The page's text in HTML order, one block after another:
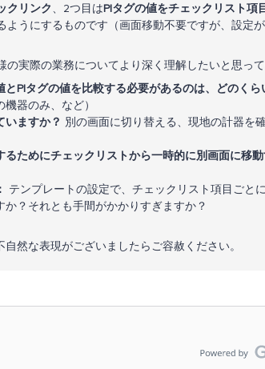
クリンク、2つ目はPIタグの値をチェックリスト項
ようにするものです（画面移動不要ですが、設定
実際の業務についてより深く理解したいと思って
PIタグの値を比較する必要があるのは、どのくら
器のみ、など）
いますか？ 別の画面に切り替える、現地の計器を
るためにチェックリストから一時的に別画面に移
テンプレートの設定で、チェックリスト項目ごと
？それとも手間がかかりすぎますか？
然な表現がございましたらご容赦ください。